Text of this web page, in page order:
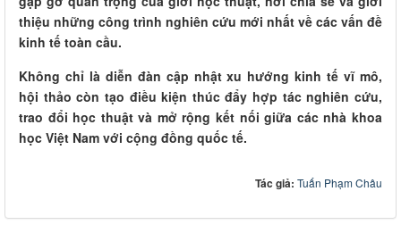
thiệu những công trình nghiên cứu mới nhất về các vấn đề
kinh tế toàn cầu.
Không chỉ là diễn đàn cập nhật xu hướng kinh tế vĩ mô,
hội thảo còn tạo điều kiện thúc đẩy hợp tác nghiên cứu,
trao đổi học thuật và mở rộng kết nối giữa các nhà khoa
học Việt Nam với cộng đồng quốc tế.
Tác giả: Tuấn Phạm Châu